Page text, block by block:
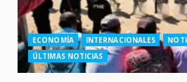
ECONOMÍA INTERNACIONALES
ÚLTIMAS NOTICIAS